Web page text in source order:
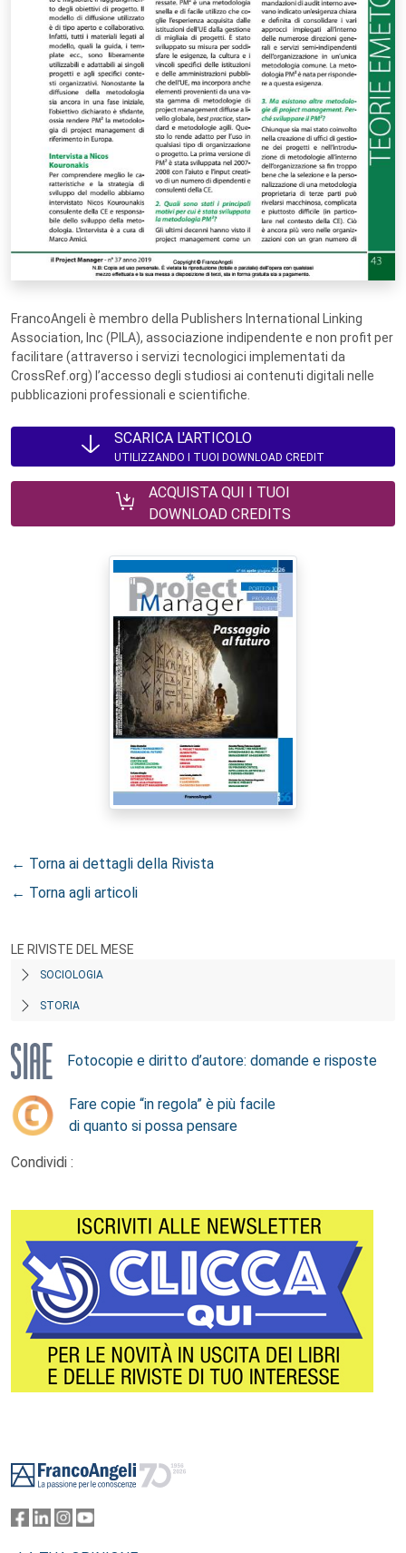
FrancoAngeli è membro della Publishers International Linking
Association, Inc (PILA), associazione indipendente e non profit per
facilitare (attraverso i servizi tecnologici implementati da
CrossRef.org) l’accesso degli studiosi ai contenuti digitali nelle
pubblicazioni professionali e scientifiche.
SCARICA L'ARTICOLO
UTILIZZANDO I TUOI DOWNLOAD CREDIT
ACQUISTA QUI I TUOI
DOWNLOAD CREDITS
← Torna ai dettagli della Rivista
← Torna agli articoli
LE RIVISTE DEL MESE
SOCIOLOGIA
STORIA
Fotocopie e diritto d’autore: domande e risposte
Fare copie “in regola” è più facile
di quanto si possa pensare
Condividi :